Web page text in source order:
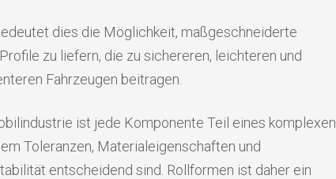
dies die Möglichkeit, maßgeschneiderte
zu liefern, die zu sichereren, leichteren und
Fahrzeugen beitragen.
ist jede Komponente Teil eines komplexen
Toleranzen, Materialeigenschaften und
entscheidend sind. Rollformen ist daher ein